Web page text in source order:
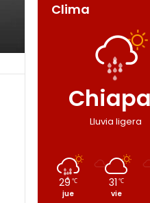
Clima
Lluvia ligera
29 ℃
jue
31 ℃
vie